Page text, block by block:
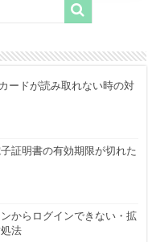
ードが読み取れない時の対
証明書の有効期限が切れた
からログインできない・拡
法